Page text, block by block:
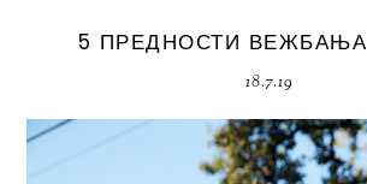
5 ПРЕДНОСТИ ВЕЖБАЊА
18.7.19